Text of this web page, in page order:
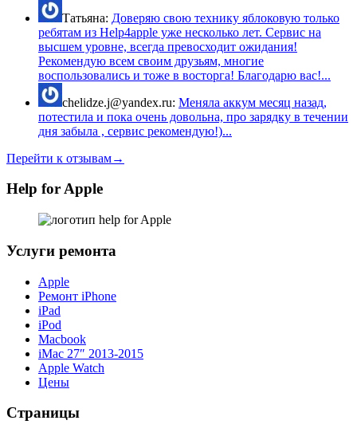
Татьяна: Доверяю свою технику яблоковую только
ребятам из Help4apple уже несколько лет. Сервис на
высшем уровне, всегда превосходит ожидания!
Рекомендую всем своим друзьям, многие
воспользовались и тоже в восторга! Благодарю вас!...
chelidze.j@yandex.ru: Меняла аккум месяц назад,
потестила и пока очень довольна, про зарядку в течении
дня забыла , сервис рекомендую!)...
Перейти к отзывам→
Help for Apple
Услуги ремонта
Apple
Ремонт iPhone
iPad
iPod
Macbook
iMac 27″ 2013-2015
Apple Watch
Цены
Страницы